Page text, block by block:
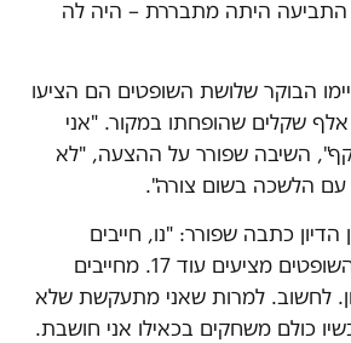
היתה מתבררת – היה לה
הבוקר שלושת השופטים הם הציעו
להוסיף להוצאות 17 אלף שקלים שהופחתו במקור. "אני
השיבה שפורר על ההצעה, "לא
הלשכה בשום צורה".
כתבה שפורר: "נו, חייבים
ת'משחק הרגיל. אז השופטים מציעים עוד 17. מחייבים
לחשוב. למרות שאני מתעקשת שלא
כולם משחקים בכאילו אני חושבת.